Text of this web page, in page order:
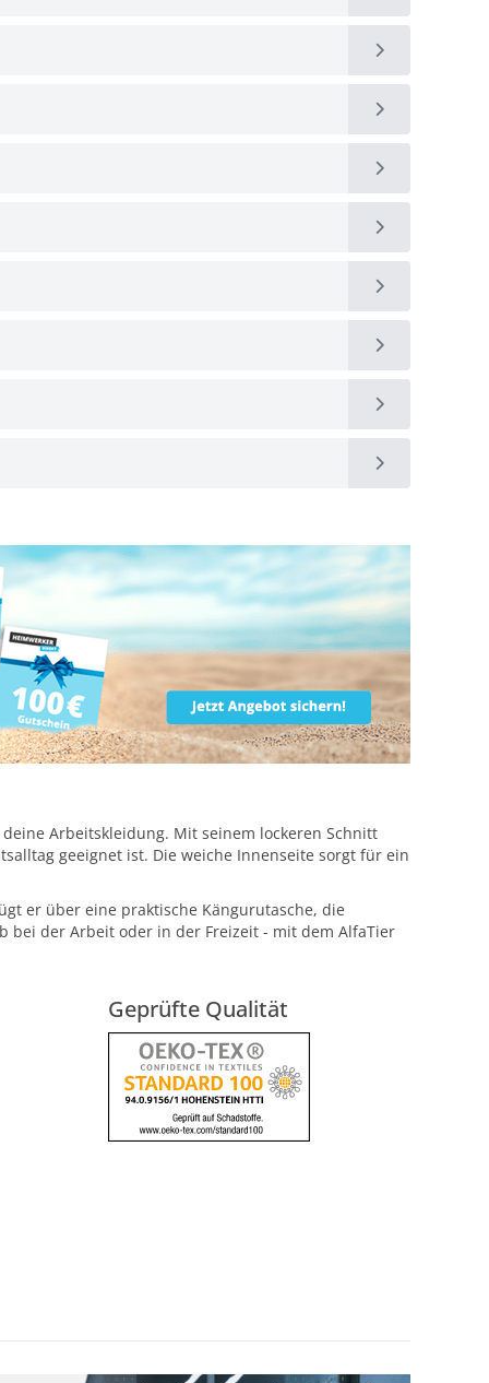
Arbeitskleidung. Mit seinem lockeren Schnitt
geeignet ist. Die weiche Innenseite sorgt für ein
er über eine praktische Kängurutasche, die
bei der Arbeit oder in der Freizeit - mit dem AlfaTier
Geprüfte Qualität